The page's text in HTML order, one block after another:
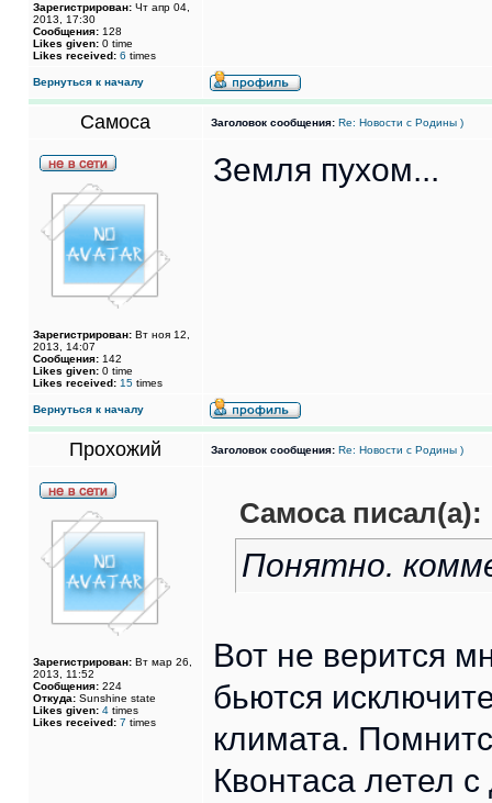
Зарегистрирован: Чт апр 04,
2013, 17:30
Сообщения: 128
Likes given: 0 time
Likes received: 6 times
Вернуться к началу
Самоса Заголовок сообщения: Re: Новости с Родины )
Зарегистрирован: Вт ноя 12,
2013, 14:07
Сообщения: 142
Likes given: 0 time
Likes received: 15 times
Земля пухом...
Вернуться к началу
Прохожий Заголовок сообщения: Re: Новости с Родины )
Зарегистрирован: Вт мар 26,
2013, 11:52
Сообщения: 224
Откуда: Sunshine state
Likes given: 4 times
Likes received: 7 times
Самоса писал(а):
Понятно.
Вот не верится
бьются
климата.
Квонтаса летел